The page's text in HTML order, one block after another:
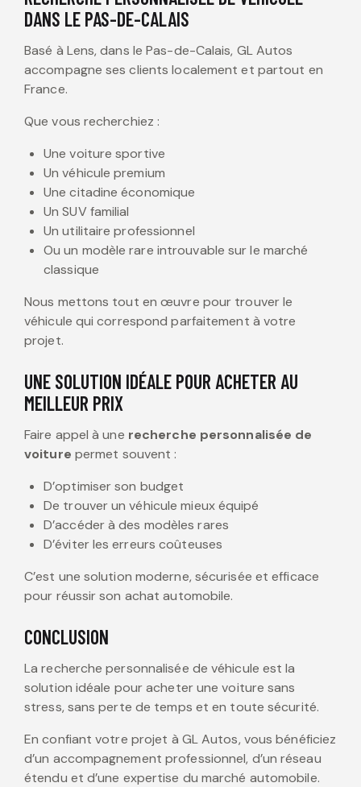
DANS LE PAS-DE-CALAIS
Basé à Lens, dans le Pas-de-Calais, GL Autos
accompagne ses clients localement et partout en
France.
Que vous recherchiez :
Une voiture sportive
Un véhicule premium
Une citadine économique
Un SUV familial
Un utilitaire professionnel
Ou un modèle rare introuvable sur le marché
classique
Nous mettons tout en œuvre pour trouver le
véhicule qui correspond parfaitement à votre
projet.
UNE SOLUTION IDÉALE POUR ACHETER AU
MEILLEUR PRIX
Faire appel à une recherche personnalisée de
voiture permet souvent :
D’optimiser son budget
De trouver un véhicule mieux équipé
D’accéder à des modèles rares
D’éviter les erreurs coûteuses
C’est une solution moderne, sécurisée et efficace
pour réussir son achat automobile.
CONCLUSION
La recherche personnalisée de véhicule est la
solution idéale pour acheter une voiture sans
stress, sans perte de temps et en toute sécurité.
En confiant votre projet à GL Autos, vous bénéficiez
d’un accompagnement professionnel, d’un réseau
étendu et d’une expertise du marché automobile.